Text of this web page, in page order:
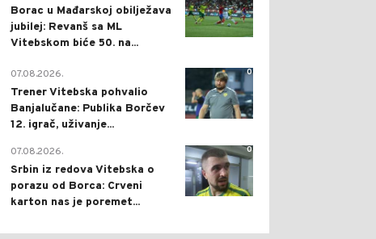
Borac u Mađarskoj obilježava
jubilej: Revanš sa ML
Vitebskom biće 50. na...
0
07.08.2026.
Trener Vitebska pohvalio
Banjalučane: Publika Borčev
12. igrač, uživanje...
0
07.08.2026.
Srbin iz redova Vitebska o
porazu od Borca: Crveni
karton nas je poremet...